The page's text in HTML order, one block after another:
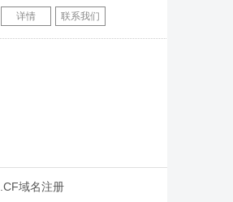
详情 联系我们
.CF域名注册